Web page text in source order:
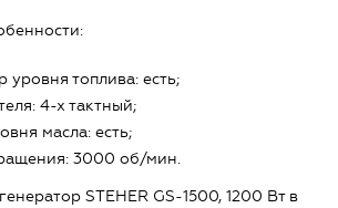
уровня топлива: есть;
4-х тактный;
масла: есть;
3000 об/мин.
STEHER GS-1500, 1200 Вт в